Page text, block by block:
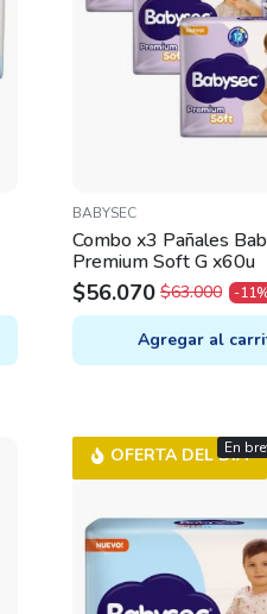
BABYSEC
Combo x3 Pañales
Premium Soft G x60u
$63.000
ORIGINAL
PRICE
WAS:
$56.070
CURRENT
PRICE
IS:
-
Agregar al
OFERTA DEL DÍA
En